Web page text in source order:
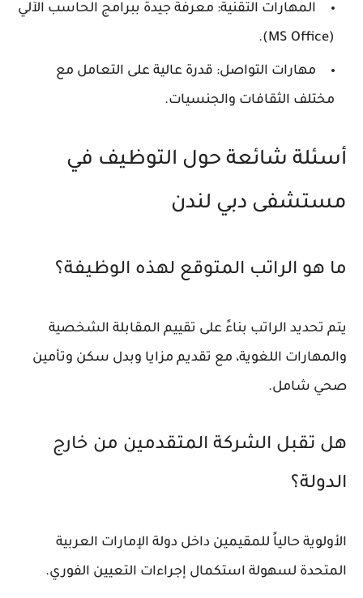
المهارات التقنية: معرفة جيدة ببرامج الحاسب الآلي
(MS Office).
مهارات التواصل: قدرة عالية على التعامل مع
مختلف الثقافات والجنسيات.
أسئلة شائعة حول التوظيف في
مستشفى دبي لندن
ما هو الراتب المتوقع لهذه الوظيفة؟
يتم تحديد الراتب بناءً على تقييم المقابلة الشخصية
والمهارات اللغوية، مع تقديم مزايا وبدل سكن وتأمين
صحي شامل.
هل تقبل الشركة المتقدمين من خارج
الدولة؟
الأولوية حالياً للمقيمين داخل دولة الإمارات العربية
المتحدة لسهولة استكمال إجراءات التعيين الفوري.